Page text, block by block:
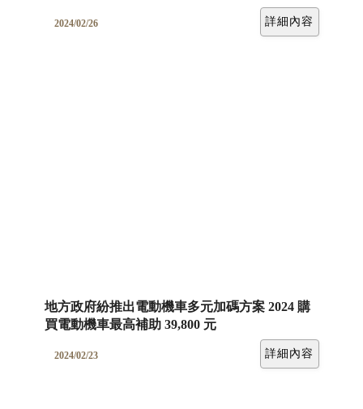
2024/02/26 詳細內容
地方政府紛推出電動機車多元加碼方案 2024 購
買電動機車最高補助 39,800 元
2024/02/23 詳細內容